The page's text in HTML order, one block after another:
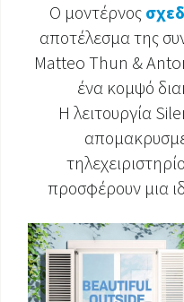
Ο μοντέρνος
αποτέλεσμα της
Matteo Thun &
ένα κομψό
Η λειτουργία
προσφέρουν μια